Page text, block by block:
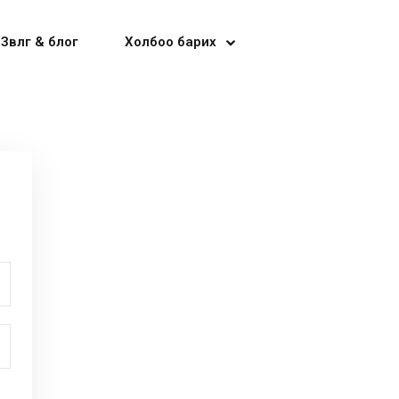
Зөвлөгөө & блог Холбоо барих